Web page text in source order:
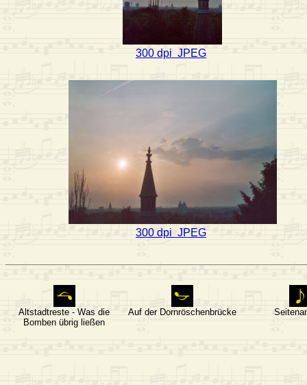
300 dpi JPEG
300 dpi JPEG
Altstadtreste - Was die
Bomben übrig ließen
Auf der Dornröschenbrücke